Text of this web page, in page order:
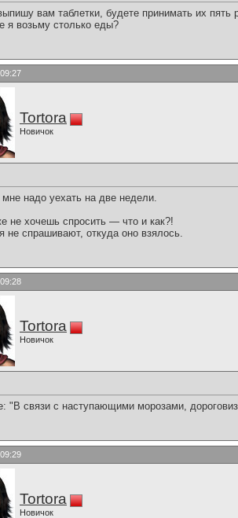
вам таблетки, будете принимать их
я возьму столько еды?
Tortora
Новичок
надо уехать на две недели.
не хочешь спросить — что и как?!
не спрашивают, откуда оно взялось.
Tortora
Новичок
"В связи с наступающими морозами,
Tortora
Новичок